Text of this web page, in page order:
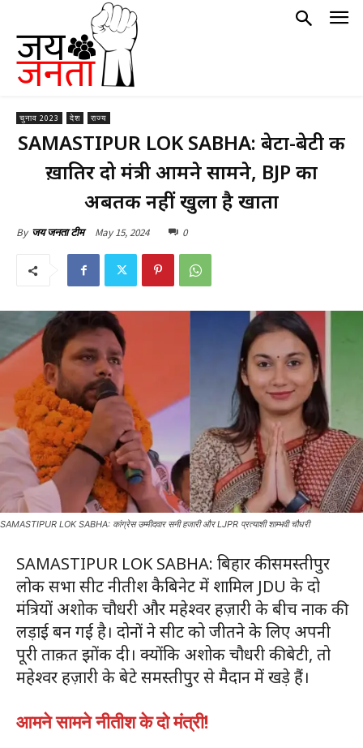
चुनाव 2023 देश राज्य
SAMASTIPUR LOK SABHA: बेटा-बेटी की
ख़ातिर दो मंत्री आमने सामने, BJP का
अबतक नहीं खुला है खाता
By जय जनता टीम May 15, 2024 0
SAMASTIPUR LOK SABHA: कांग्रेस उम्मीदवार सनी हजारी और LJPR प्रत्याशी शाम्भवी चौधरी
SAMASTIPUR LOK SABHA: बिहार की समस्तीपुर
लोक सभा सीट नीतीश कैबिनेट में शामिल JDU के दो
मंत्रियों अशोक चौधरी और महेश्वर हज़ारी के बीच नाक की
लड़ाई बन गई है। दोनों ने सीट को जीतने के लिए अपनी
पूरी ताक़त झोंक दी। क्योंकि अशोक चौधरी की बेटी, तो
महेश्वर हज़ारी के बेटे समस्तीपुर से मैदान में खड़े हैं।
आमने सामने नीतीश के दो मंत्री!